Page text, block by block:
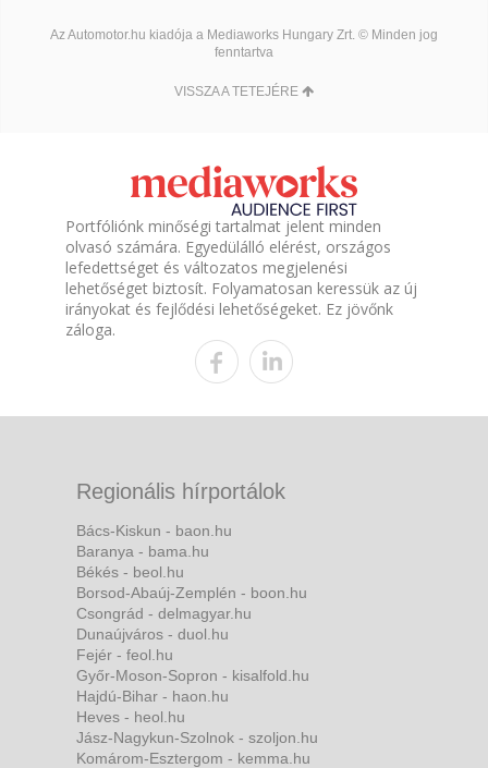
Az Automotor.hu kiadója a Mediaworks Hungary Zrt. © Minden jog
fenntartva
VISSZA A TETEJÉRE
Portfóliónk minőségi tartalmat jelent minden
olvasó számára. Egyedülálló elérést, országos
lefedettséget és változatos megjelenési
lehetőséget biztosít. Folyamatosan keressük az új
irányokat és fejlődési lehetőségeket. Ez jövőnk
záloga.
Regionális hírportálok
Bács-Kiskun - baon.hu
Baranya - bama.hu
Békés - beol.hu
Borsod-Abaúj-Zemplén - boon.hu
Csongrád - delmagyar.hu
Dunaújváros - duol.hu
Fejér - feol.hu
Győr-Moson-Sopron - kisalfold.hu
Hajdú-Bihar - haon.hu
Heves - heol.hu
Jász-Nagykun-Szolnok - szoljon.hu
Komárom-Esztergom - kemma.hu